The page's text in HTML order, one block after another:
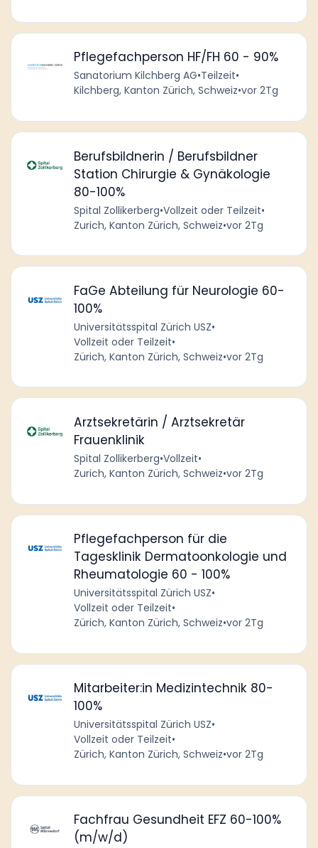
Pflegefachperson HF/FH 60 - 90%
Sanatorium Kilchberg AG•Teilzeit•
Kilchberg, Kanton Zürich, Schweiz•vor 2Tg
Berufsbildnerin / Berufsbildner
Station Chirurgie & Gynäkologie
80-100%
Spital Zollikerberg•Vollzeit oder Teilzeit•
Zurich, Kanton Zürich, Schweiz•vor 2Tg
FaGe Abteilung für Neurologie 60-
100%
Universitätsspital Zürich USZ•
Vollzeit oder Teilzeit•
Zürich, Kanton Zürich, Schweiz•vor 2Tg
Arztsekretärin / Arztsekretär
Frauenklinik
Spital Zollikerberg•Vollzeit•
Zurich, Kanton Zürich, Schweiz•vor 2Tg
Pflegefachperson für die
Tagesklinik Dermatoonkologie und
Rheumatologie 60 - 100%
Universitätsspital Zürich USZ•
Vollzeit oder Teilzeit•
Zürich, Kanton Zürich, Schweiz•vor 2Tg
Mitarbeiter:in Medizintechnik 80-
100%
Universitätsspital Zürich USZ•
Vollzeit oder Teilzeit•
Zürich, Kanton Zürich, Schweiz•vor 2Tg
Fachfrau Gesundheit EFZ 60-100%
(m/w/d)